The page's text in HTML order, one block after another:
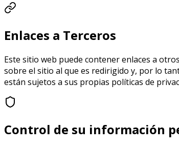
Enlaces a Terceros
Este sitio web puede contener enlaces a
sobre el sitio al que es redirigido y, por lo
están sujetos a sus propias políticas de
Control de su información